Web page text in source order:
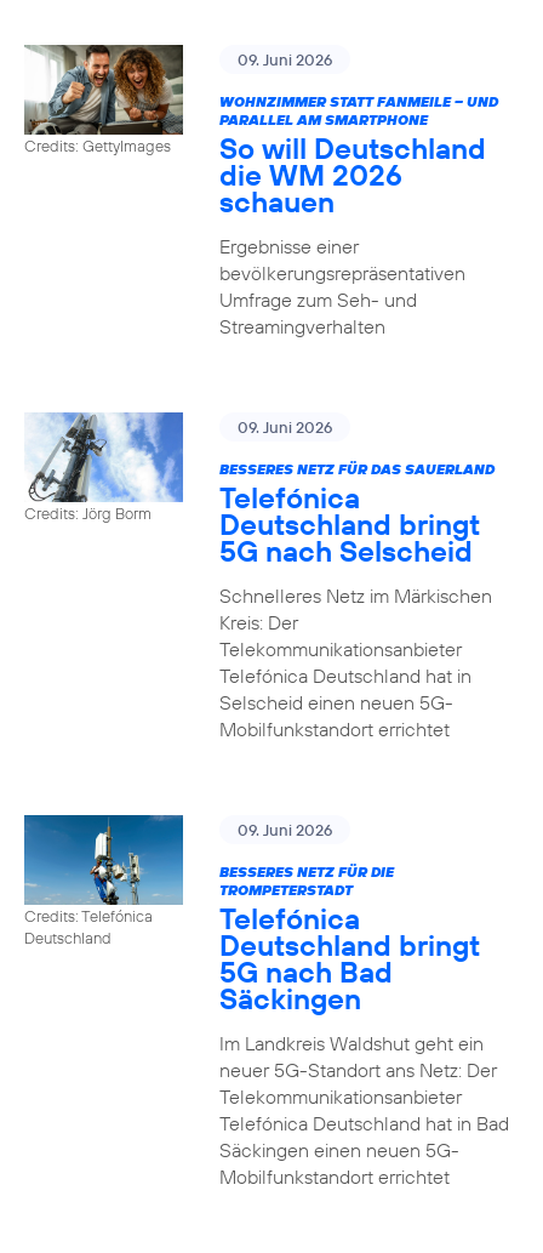
Credits: GettyImages
09. Juni 2026
WOHNZIMMER STATT FANMEILE – UND
PARALLEL AM SMARTPHONE
So will Deutschland
die WM 2026
schauen
Ergebnisse einer
bevölkerungsrepräsentativen
Umfrage zum Seh- und
Streamingverhalten
Credits: Jörg Borm
09. Juni 2026
BESSERES NETZ FÜR DAS SAUERLAND
Telefónica
Deutschland bringt
5G nach Selscheid
Schnelleres Netz im Märkischen
Kreis: Der
Telekommunikationsanbieter
Telefónica Deutschland hat in
Selscheid einen neuen 5G-
Mobilfunkstandort errichtet
Credits: Telefónica
Deutschland
09. Juni 2026
BESSERES NETZ FÜR DIE
TROMPETERSTADT
Telefónica
Deutschland bringt
5G nach Bad
Säckingen
Im Landkreis Waldshut geht ein
neuer 5G-Standort ans Netz: Der
Telekommunikationsanbieter
Telefónica Deutschland hat in Bad
Säckingen einen neuen 5G-
Mobilfunkstandort errichtet